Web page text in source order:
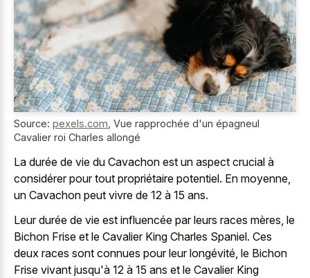
Source: pexels.com Vue rapprochée d'un épagneul
Cavalier roi Charles allongé
La durée de vie du Cavachon est un aspect crucial à
considérer pour tout propriétaire potentiel. En moyenne,
un Cavachon peut vivre de 12 à 15 ans.
Leur durée de vie est influencée par leurs races mères, le
Bichon Frise et le Cavalier King Charles Spaniel. Ces
deux races sont connues pour leur longévité, le Bichon
Frise vivant jusqu'à 12 à 15 ans et le Cavalier King